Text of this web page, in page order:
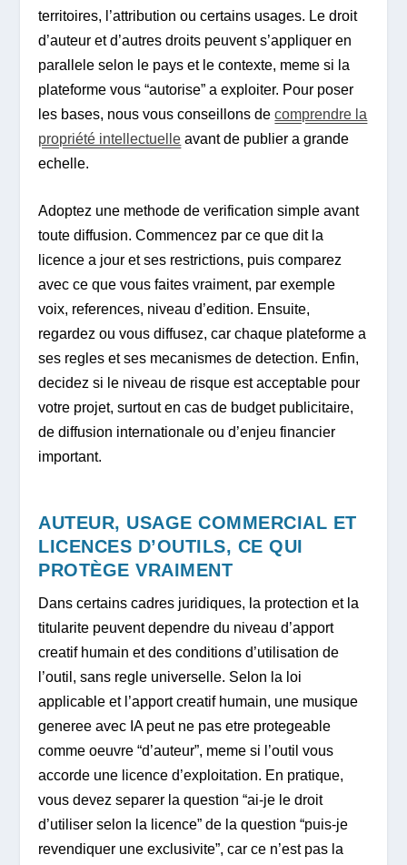
territoires, l’attribution ou certains usages. Le droit
d’auteur et d’autres droits peuvent s’appliquer en
parallele selon le pays et le contexte, meme si la
plateforme vous “autorise” a exploiter. Pour poser
les bases, nous vous conseillons decomprendre la
propriété intellectuelle avant de publier a grande
echelle.
Adoptez une methode de verification simple avant
toute diffusion. Commencez par ce que dit la
licence a jour et ses restrictions, puis comparez
avec ce que vous faites vraiment, par exemple
voix, references, niveau d’edition. Ensuite,
regardez ou vous diffusez, car chaque plateforme a
ses regles et ses mecanismes de detection. Enfin,
decidez si le niveau de risque est acceptable pour
votre projet, surtout en cas de budget publicitaire,
de diffusion internationale ou d’enjeu financier
important.
AUTEUR, USAGE COMMERCIAL ET
LICENCES D’OUTILS, CE QUI
PROTÈGE VRAIMENT
Dans certains cadres juridiques, la protection et la
titularite peuvent dependre du niveau d’apport
creatif humain et des conditions d’utilisation de
l’outil, sans regle universelle. Selon la loi
applicable et l’apport creatif humain, une musique
generee avec IA peut ne pas etre protegeable
comme oeuvre “d’auteur”, meme si l’outil vous
accorde une licence d’exploitation. En pratique,
vous devez separer la question “ai-je le droit
d’utiliser selon la licence” de la question “puis-je
revendiquer une exclusivite”, car ce n’est pas la